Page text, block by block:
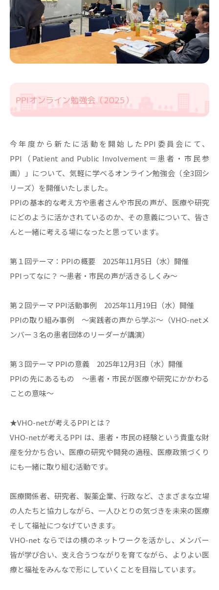
PPIオンライン勉強会（2025）
今年度から新たに活動を開始したPPI委員会にて、
PPI（Patient and Public Involvement＝患者・市民参
画）」について、気軽に学べるオンライン勉強会（全3回シ
リーズ）を開催いたしました。
PPIの基本的な考え方や患者さんや市民の声が、医療や研究
にどのように活かされているのか、その意義について、皆さ
んと一緒に考える場になったと思っています。
第１回テーマ：PPIの概要 2025年11月5日（水）開催
PPIってなに？ 〜患者・市民の声が活きるしくみ〜
第２回テーマ PPI活動事例 2025年11月19日（水）開催
PPIの取り組み事例 ～実践者の声から学ぶ～（VHO-netメ
ンバー３名の患者団体のリーダーが講演）
第３回テーマ PPIの意義 2025年12月3日（水）開催
PPIの先にあるもの ～患者・市民が医療や研究にかかわる
ことの意味～
★VHO-netが考えるPPIとは？
VHO-netが考えるPPI は、患者・市民の経験という貴重な財
産を分かち合い、医療の研究や開発の過程、医療政策づくり
にも一緒に取り組む活動です。
医療関係者、研究者、製薬企業、行政など、さまざまな立場
の人たちと協力しながら、一人ひとりの気づきを未来の医療
そして福祉につなげていきます。
VHO-net ならではの横のネットワークを活かし、メンバー
皆が学び合い、支え合うつながりを育てながら、よりよい医
療と福祉をみんなで形にしていくことを目指しています。